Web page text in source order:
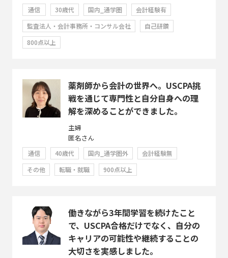
通信 30歳代 国内_通学圏
会計経験有
監査法人・会計事務所・コンサル会社
自己研鑽
800点以上
薬剤師から会計の世界へ。USCPA挑
戦を通じて専門性と自分自身への理
解を深めることができました。
主婦
匿名さん
通信 40歳代 国内_通学圏外
会計経験無
その他
転職・就職 900点以上
働きながら3年間学習を続けたこと
で、USCPA合格だけでなく、自分の
キャリアの可能性や継続することの
大切さを実感しました。